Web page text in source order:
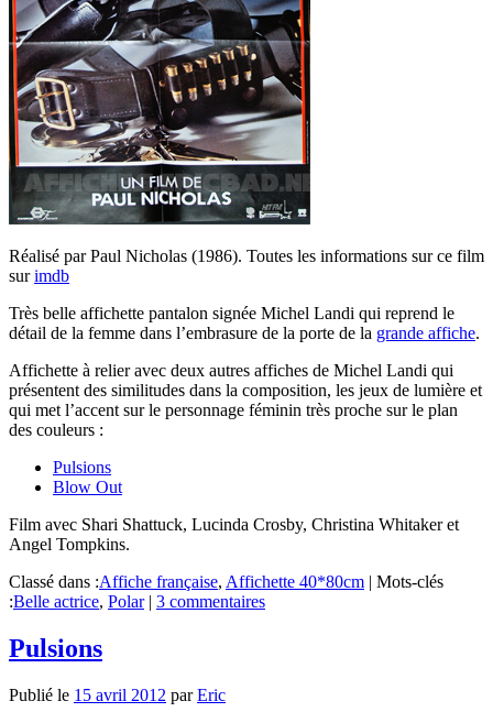
Réalisé par Paul Nicholas (1986). Toutes les informations sur ce film
surimdb
Très belle affichette pantalon signée Michel Landi qui reprend le
détail de la femme dans l’embrasure de la porte de la grande affiche.
Affichette à relier avec deux autres affiches de Michel Landi qui
présentent des similitudes dans la composition, les jeux de lumière et
qui met l’accent sur le personnage féminin très proche sur le plan
des couleurs :
Pulsions
Blow Out
Film avec Shari Shattuck, Lucinda Crosby, Christina Whitaker et
Angel Tompkins.
Classé dans :Affiche française, Affichette 40*80cm | Mots-clés
:Belle actrice, Polar | 3 commentaires
Pulsions
Publié le 15 avril 2012 parEric